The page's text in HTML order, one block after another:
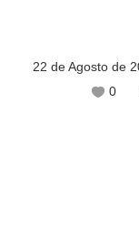
22 de Agosto de
0